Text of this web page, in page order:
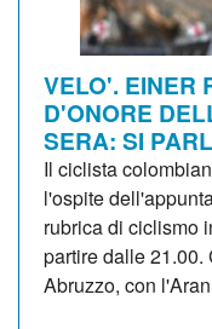
VELO'. EINER
D'ONORE
SERA: SI
Il ciclista
l'ospite
rubrica di ciclismo
partire dalle
Abruzzo, con